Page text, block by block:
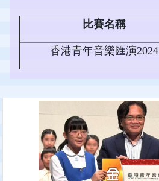
比賽名稱
香港青年音樂匯演2024